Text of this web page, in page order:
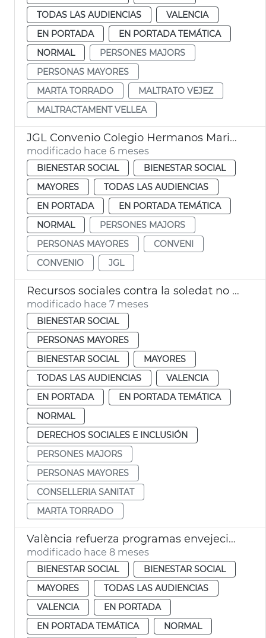
TODAS LAS AUDIENCIAS
VALENCIA
EN PORTADA
EN PORTADA TEMÁTICA
NORMAL
PERSONES MAJORS
PERSONAS MAYORES
MARTA TORRADO
MALTRATO VEJEZ
MALTRACTAMENT VELLEA
JGL Convenio Colegio Hermanos Maristas y Ayuntamiento València
modificado hace 6 meses
BIENESTAR SOCIAL
BIENESTAR SOCIAL
MAYORES
TODAS LAS AUDIENCIAS
EN PORTADA
EN PORTADA TEMÁTICA
NORMAL
PERSONES MAJORS
PERSONAS MAYORES
CONVENI
CONVENIO
JGL
Recursos sociales contra la soledat no desitjada
modificado hace 7 meses
BIENESTAR SOCIAL
PERSONAS MAYORES
BIENESTAR SOCIAL
MAYORES
TODAS LAS AUDIENCIAS
VALENCIA
EN PORTADA
EN PORTADA TEMÁTICA
NORMAL
DERECHOS SOCIALES E INCLUSIÓN
PERSONES MAJORS
PERSONAS MAYORES
CONSELLERIA SANITAT
MARTA TORRADO
València refuerza programas envejecimiento activo
modificado hace 8 meses
BIENESTAR SOCIAL
BIENESTAR SOCIAL
MAYORES
TODAS LAS AUDIENCIAS
VALENCIA
EN PORTADA
EN PORTADA TEMÁTICA
NORMAL